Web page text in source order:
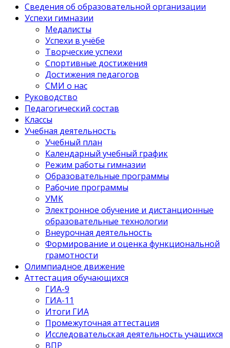
Сведения об образовательной организации
Успехи гимназии
Медалисты
Успехи в учёбе
Творческие успехи
Спортивные достижения
Достижения педагогов
СМИ о нас
Руководство
Педагогический состав
Классы
Учебная деятельность
Учебный план
Календарный учебный график
Режим работы гимназии
Образовательные программы
Рабочие программы
УМК
Электронное обучение и дистанционные
образовательные технологии
Внеурочная деятельность
Формирование и оценка функциональной
грамотности
Олимпиадное движение
Аттестация обучающихся
ГИА-9
ГИА-11
Итоги ГИА
Промежуточная аттестация
Исследовательская деятельность учащихся
ВПР